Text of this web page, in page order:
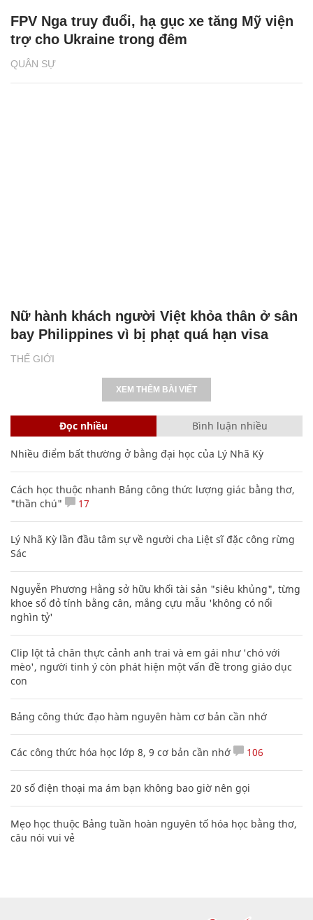
QUÂN SỰ
FPV Nga truy đuổi, hạ gục xe tăng Mỹ viện
trợ cho Ukraine trong đêm
THẾ GIỚI
Nữ hành khách người Việt khỏa thân ở sân
bay Philippines vì bị phạt quá hạn visa
XEM THÊM BÀI VIẾT
Đọc nhiều Bình luận nhiều
Nhiều điểm bất thường ở bằng đại học của Lý Nhã Kỳ
Cách học thuộc nhanh Bảng công thức lượng giác bằng thơ,
"thần chú"
17
Lý Nhã Kỳ lần đầu tâm sự về người cha Liệt sĩ đặc công rừng
Sác
Nguyễn Phương Hằng sở hữu khối tài sản "siêu khủng", từng
khoe sổ đỏ tính bằng cân, mắng cựu mẫu 'không có nổi
nghìn tỷ'
Clip lột tả chân thực cảnh anh trai và em gái như 'chó với
mèo', người tinh ý còn phát hiện một vấn đề trong giáo dục
con
Bảng công thức đạo hàm nguyên hàm cơ bản cần nhớ
Các công thức hóa học lớp 8, 9 cơ bản cần nhớ 106
20 số điện thoại ma ám bạn không bao giờ nên gọi
Mẹo học thuộc Bảng tuần hoàn nguyên tố hóa học bằng thơ,
câu nói vui vẻ